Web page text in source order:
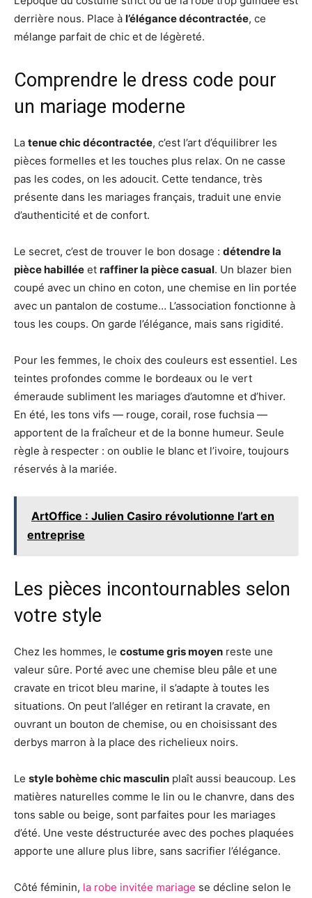
derrière nous. Place à l’élégance décontractée, ce
mélange parfait de chic et de légèreté.
Comprendre le dress code pour
un mariage moderne
La tenue chic décontractée, c’est l’art d’équilibrer les
pièces formelles et les touches plus relax. On ne casse
pas les codes, on les adoucit. Cette tendance, très
présente dans les mariages français, traduit une envie
d’authenticité et de confort.
Le secret, c’est de trouver le bon dosage : détendre la
pièce habillée et raffiner la pièce casual. Un blazer bien
coupé avec un chino en coton, une chemise en lin portée
avec un pantalon de costume… L’association fonctionne à
tous les coups. On garde l’élégance, mais sans rigidité.
Pour les femmes, le choix des couleurs est essentiel. Les
teintes profondes comme le bordeaux ou le vert
émeraude subliment les mariages d’automne et d’hiver.
En été, les tons vifs — rouge, corail, rose fuchsia —
apportent de la fraîcheur et de la bonne humeur. Seule
règle à respecter : on oublie le blanc et l’ivoire, toujours
réservés à la mariée.
ArtOffice : Julien Casiro révolutionne l’art en
entreprise
Les pièces incontournables selon
votre style
Chez les hommes, le costume gris moyen reste une
valeur sûre. Porté avec une chemise bleu pâle et une
cravate en tricot bleu marine, il s’adapte à toutes les
situations. On peut l’alléger en retirant la cravate, en
ouvrant un bouton de chemise, ou en choisissant des
derbys marron à la place des richelieux noirs.
Le style bohème chic masculin plaît aussi beaucoup. Les
matières naturelles comme le lin ou le chanvre, dans des
tons sable ou beige, sont parfaites pour les mariages
d’été. Une veste déstructurée avec des poches plaquées
apporte une allure plus libre, sans sacrifier l’élégance.
Côté féminin, la robe invitée mariage se décline selon le